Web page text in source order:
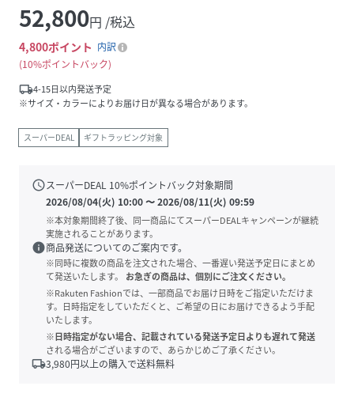
52,800円 /税込
4,800ポイント 内訳
10%ポイントバック
local_shipping4-15日以内発送予定
※サイズ・カラーによりお届け日が異なる場合があります。
スーパーDEAL ギフトラッピング対象
scheduleスーパーDEAL 10%ポイントバック対象期間
2026/08/04(火) 10:00〜2026/08/11(火) 09:59
※本対象期間終了後、同一商品にてスーパーDEALキャンペーンが継続
実施されることがあります。
info商品発送についてのご案内です。
※同時に複数の商品を注文された場合、一番遅い発送予定日にまとめ
て発送いたします。
お急ぎの商品は、個別にご注文ください。
※Rakuten Fashionでは、一部商品でお届け日時をご指定いただけま
す。日時指定をしていただくと、ご希望の日にお届けできるよう手配
いたします。
※日時指定がない場合、記載されている発送予定日よりも遅れて発送
される場合がございますので、あらかじめご了承ください。
local_shipping3,980円以上の購入で送料無料